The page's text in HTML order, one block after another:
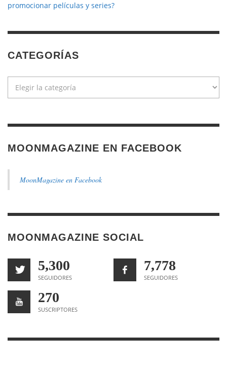
promocionar películas y series?
CATEGORÍAS
MOONMAGAZINE EN FACEBOOK
MoonMagazine en Facebook
MOONMAGAZINE SOCIAL
5,300
SEGUIDORES
7,778
SEGUIDORES
270
SUSCRIPTORES